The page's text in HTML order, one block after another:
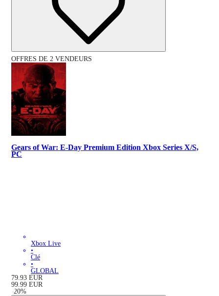
OFFRES DE 2 VENDEURS
Gears of War: E-Day Premium Edition Xbox Series X/S,
PC
Xbox Live
•
Clé
•
GLOBAL
79.93 EUR
99.99 EUR
-20%